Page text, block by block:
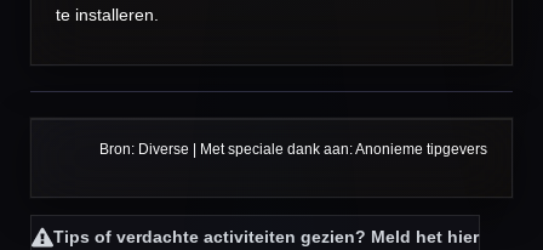
te installeren.
Bron: Diverse | Met speciale dank aan: Anonieme tipgevers
Tips of verdachte activiteiten gezien? Meld het hier